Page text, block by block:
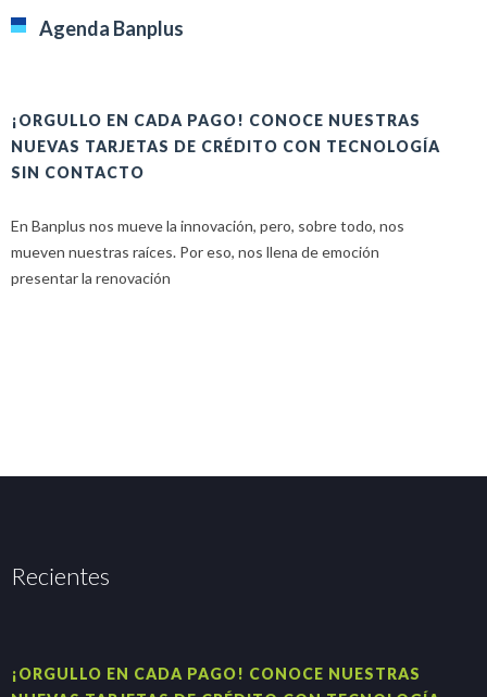
Agenda Banplus
¡ORGULLO EN CADA PAGO! CONOCE NUESTRAS
NUEVAS TARJETAS DE CRÉDITO CON TECNOLOGÍA
SIN CONTACTO
En Banplus nos mueve la innovación, pero, sobre todo, nos
mueven nuestras raíces. Por eso, nos llena de emoción
presentar la renovación
Recientes
¡ORGULLO EN CADA PAGO! CONOCE NUESTRAS